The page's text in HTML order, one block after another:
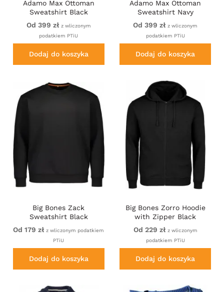
Adamo Max Ottoman
Sweatshirt Black
Od 399 zł z wliczonym
podatkiem PTiU
Dodaj do koszyka
Adamo Max Ottoman
Sweatshirt Navy
Od 399 zł z wliczonym
podatkiem PTiU
Dodaj do koszyka
Big Bones Zack
Sweatshirt Black
Od 179 zł z wliczonym podatkiem
PTiU
Dodaj do koszyka
Big Bones Zorro Hoodie
with Zipper Black
Od 229 zł z wliczonym
podatkiem PTiU
Dodaj do koszyka